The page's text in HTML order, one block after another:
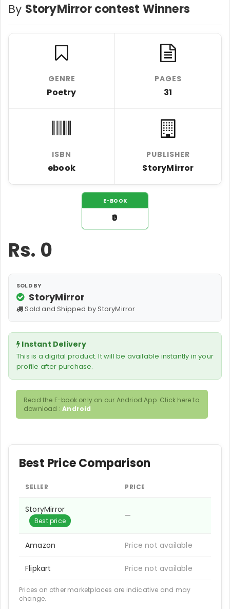
By StoryMirror contest Winners
GENRE
Poetry
PAGES
31
ISBN
ebook
PUBLISHER
StoryMirror
E-BOOK
₹0
Rs. 0
SOLD BY
StoryMirror
Sold and Shipped by StoryMirror
Instant Delivery
This is a digital product. It will be available instantly in your
profile after purchase.
Read the E-book only on our Andriod App. Click here to
download :Android
Best Price Comparison
SELLER PRICE
StoryMirror
Best price
—
Amazon Price not available
Flipkart Price not available
Prices on other marketplaces are indicative and may
change.